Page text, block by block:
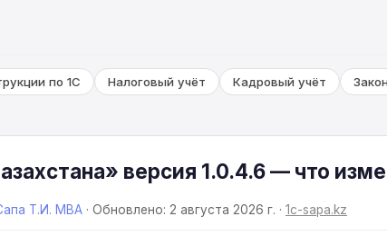
по 1С Налоговый учёт Кадровый учёт
версия 1.0.4.6 — что
Т.И. MBA · Обновлено: 2 августа 2026 г. · 1c-sapa.kz